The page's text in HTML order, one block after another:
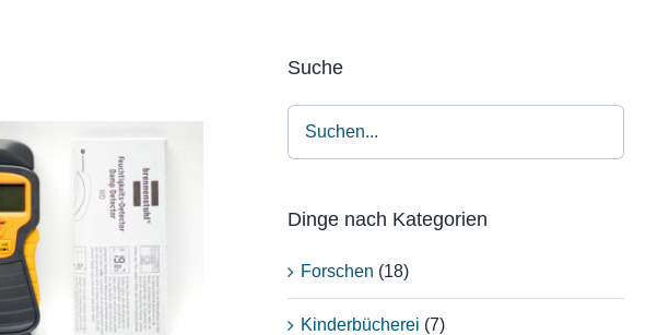
Alles zum Tasten, Zupfen, Schlagen.
Suche
Dinge nach Kategorien
Forschen (18)
Kinderbücherei (7)